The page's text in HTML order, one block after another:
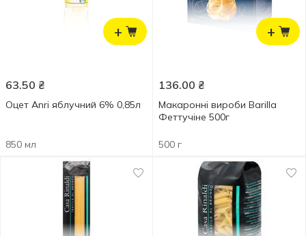
+
63.50 ₴
Оцет Anri яблучний 6% 0,85л
850 мл
+
136.00 ₴
Макаронні вироби Barilla
Феттучіне 500г
500 г